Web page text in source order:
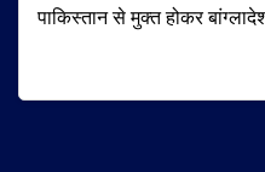
पाकिस्तान से मुक्त होकर